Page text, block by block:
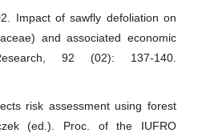
Impact of sawfly defoliation on
and associated economic
92 (02): 137-140.
risk assessment using forest
(ed.). Proc. of the IUFRO